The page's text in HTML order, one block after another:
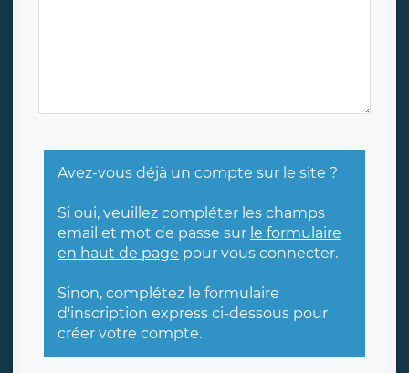
Avez-vous déjà un compte sur le site ?
Si oui, veuillez compléter les champs
email et mot de passe sur le formulaire
en haut de page pour vous connecter.
Sinon, complétez le formulaire
d'inscription express ci-dessous pour
créer votre compte.